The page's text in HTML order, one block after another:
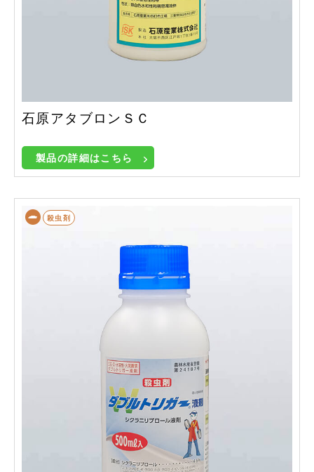
石原アタブロンＳＣ
製品の詳細はこちら
殺虫剤